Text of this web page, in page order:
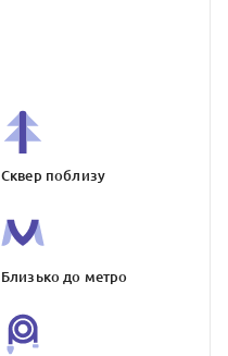
Сквер поблизу
Близько до метро